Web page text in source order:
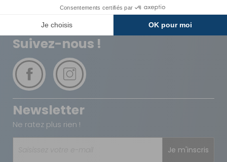
Carte de fidélité Plusieurs fois
Suivez-nous !
Newsletter
Ne ratez plus rien !
Je m'inscris